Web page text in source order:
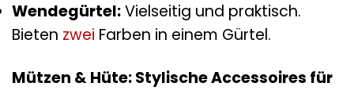
Wendegürtel:Vielseitig und praktisch.
Bieten zwei Farben in einem Gürtel.
Mützen & Hüte: Stylische Accessoires für